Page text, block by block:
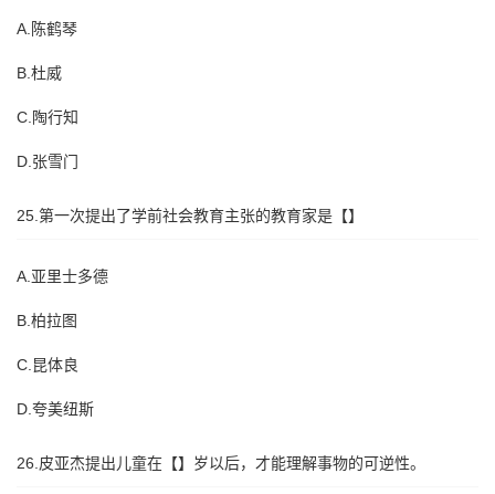
A.陈鹤琴
B.杜威
C.陶行知
D.张雪门
25.第一次提出了学前社会教育主张的教育家是【】
A.亚里士多德
B.柏拉图
C.昆体良
D.夸美纽斯
26.皮亚杰提出儿童在【】岁以后，才能理解事物的可逆性。